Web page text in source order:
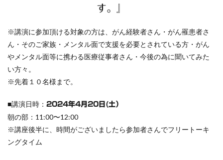
す。』
※講演に参加頂ける対象の方は、がん経験者さん・がん罹患者さ
ん・そのご家族・メンタル面で支援を必要とされている方・がん
やメンタル面等に携わる医療従事者さん・今後の為に聞いてみた
い方々。
※先着１０名様まで。
■講演日時： 2024年4月20日(土）
朝の部：11:00〜12:00
※講座後半に、時間がございましたら参加者さんでフリートーキ
ングタイム